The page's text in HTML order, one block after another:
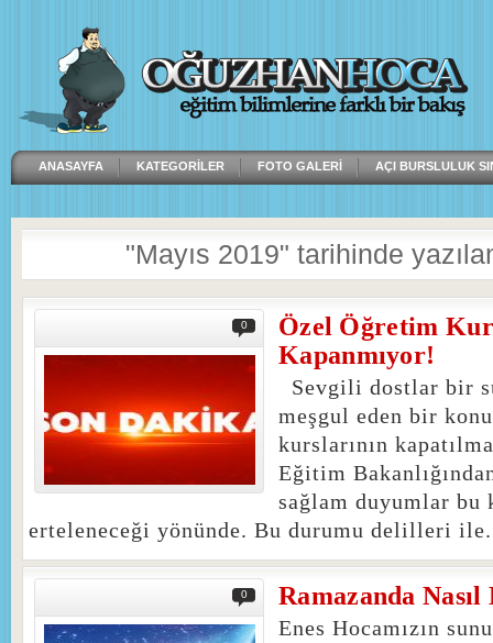
ANASAYFA KATEGORILER FOTO GALERI AÇI BURSLULUK
"Mayıs 2019" tarihinde
0
Özel Öğretim
Kapanmıyor!
Sevgili dostlar bir
meşgul eden bir
kurslarının
Eğitim
sağlam duyumlar bu
erteleneceği yönünde. Bu durumu delilleri
0 Ramazanda Nasıl
Enes Hocamızın